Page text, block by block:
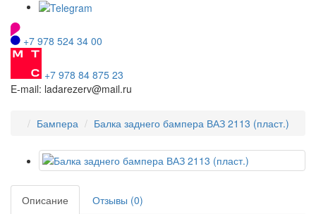
+7 978 524 34 00
+7 978 84 875 23
E-mail: ladarezerv@mail.ru
Бампера Балка заднего бампера ВАЗ 2113 (пласт.)
Описание
Отзывы (0)